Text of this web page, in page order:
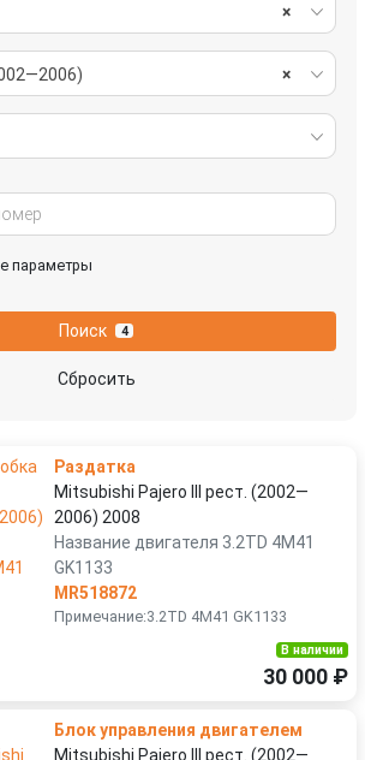
×
×
параметры
Поиск 4
Сбросить
Раздатка
Mitsubishi Pajero III рест. (2002—
2006) 2008
Название двигателя 3.2TD 4M41
GK1133
MR518872
Примечание:3.2TD 4M41 GK1133
В наличии
30 000 ₽
Блок управления двигателем
Mitsubishi Pajero III рест. (2002—